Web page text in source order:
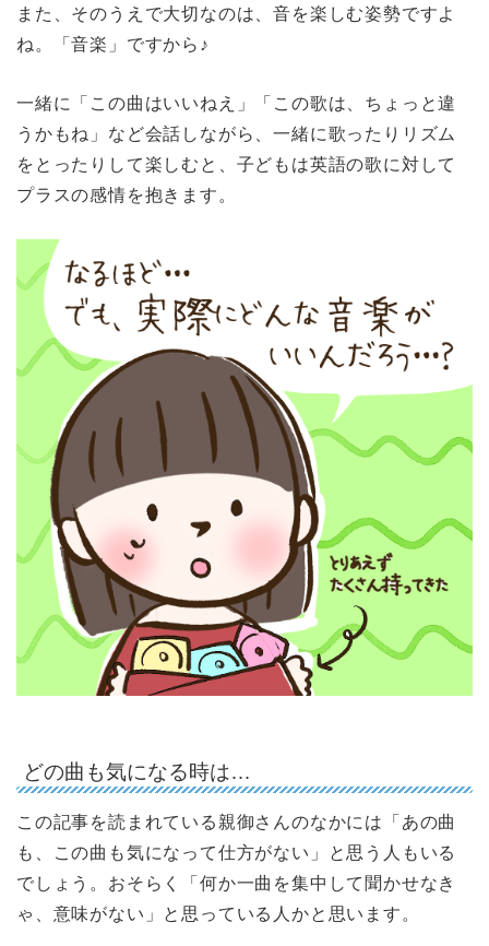
また、そのうえで大切なのは、音を楽しむ姿勢ですよ
ね。「音楽」ですから♪
一緒に「この曲はいいねえ」「この歌は、ちょっと違
うかもね」など会話しながら、一緒に歌ったりリズム
をとったりして楽しむと、子どもは英語の歌に対して
プラスの感情を抱きます。
どの曲も気になる時は…
この記事を読まれている親御さんのなかには「あの曲
も、この曲も気になって仕方がない」と思う人もいる
でしょう。おそらく「何か一曲を集中して聞かせなき
ゃ、意味がない」と思っている人かと思います。